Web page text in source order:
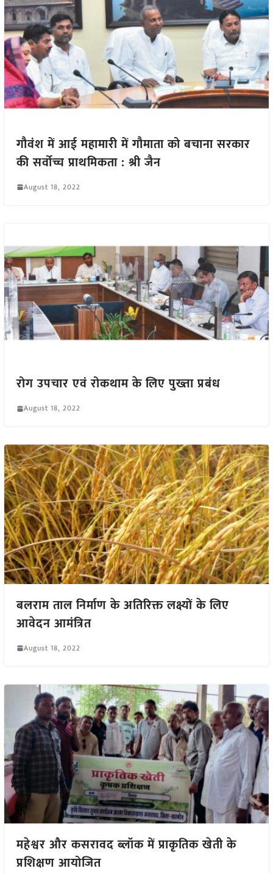
गौवंश में आई महामारी में गौमाता को बचाना सरकार
की सर्वोच्च प्राथमिकता : श्री जैन
August 18, 2022
रोग उपचार एवं रोकथाम के लिए पुख्ता प्रबंध
August 18, 2022
बलराम ताल निर्माण के अतिरिक्त लक्ष्यों के लिए
आवेदन आमंत्रित
August 18, 2022
महेश्वर और कसरावद ब्लॉक में प्राकृतिक खेती के
प्रशिक्षण आयोजित